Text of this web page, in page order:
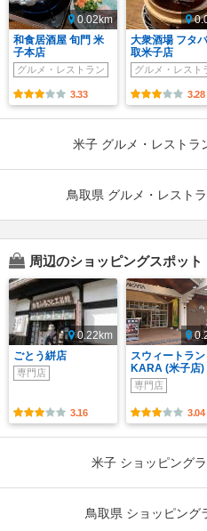
0.02km
和食居酒屋 旬門 米
子本店
グルメ・レストラン
3.33
大衆酒場 フタ
取米子店
グルメ・レスト
3.28
米子 グルメ・レストラ
鳥取県 グルメ・レスト
周辺のショッピングスポット
0.22km
ごとう絣店
専門店
3.16
スウィートラン
KARA (米子店)
専門店
3.04
米子 ショッピング
鳥取県 ショッピング